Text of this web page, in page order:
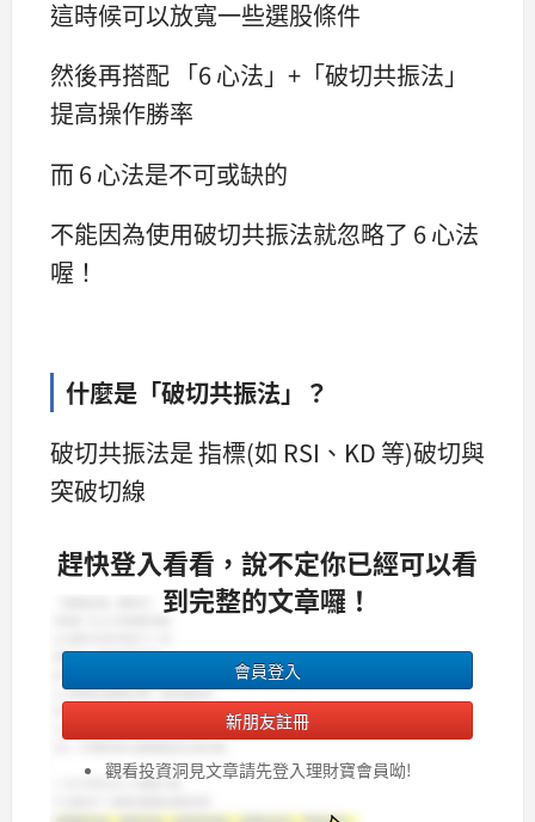
這時候可以放寬一些選股條件
然後再搭配 「6 心法」+「破切共振法」
提高操作勝率
而 6 心法是不可或缺的
不能因為使用破切共振法就忽略了 6 心法
喔！
什麼是「破切共振法」？
破切共振法是 指標(如 RSI、KD 等)破切與
突破切線
趕快登入看看，說不定你已經可以看
到完整的文章囉！
會員登入
新朋友註冊
觀看投資洞見文章請先登入理財寶會員呦!